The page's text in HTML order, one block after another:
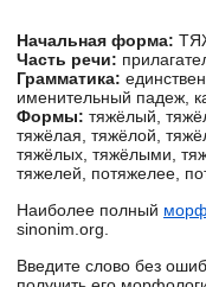
Начальная форма:
Часть речи:
Грамматика:
именительный падеж,
Формы: тяжёлый,
тяжёлая, тяжёлой,
тяжёлых, тяжёлыми,
тяжелей, потяжелее,
Наиболее полный
sinonim.org.
Введите слово без